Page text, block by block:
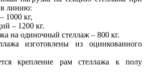
в линию:
1000 кг,
– 1200 кг.
на одиночный стеллаж – 800 кг.
изготовлены из оцинкованного
крепление рам стеллажа к полу